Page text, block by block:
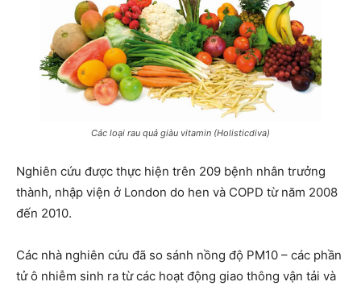
Các loại rau quả giàu vitamin (Holisticdiva)
Nghiên cứu được thực hiện trên 209 bệnh nhân trưởng
thành, nhập viện ở London do hen và COPD từ năm 2008
đến 2010.
Các nhà nghiên cứu đã so sánh nồng độ PM10 – các phần
tử ô nhiễm sinh ra từ các hoạt động giao thông vận tải và